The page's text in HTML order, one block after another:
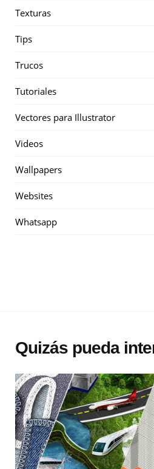
Texturas
Tips
Trucos
Tutoriales
Vectores para Illustrator
Videos
Wallpapers
Websites
Whatsapp
Quizás pueda